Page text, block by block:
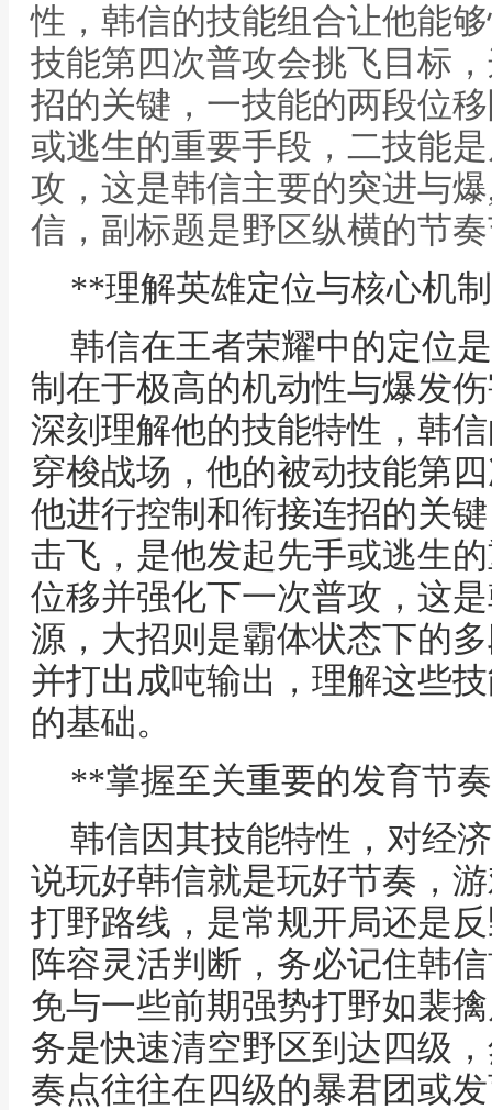
性，韩信的技能组合让他能
技能第四次普攻会挑飞目标
招的关键，一技能的两段位
或逃生的重要手段，二技能
攻，这是韩信主要的突进与
信，副标题是野区纵横的节
**理解英雄定位与核心机
韩信在王者荣耀中的定位
制在于极高的机动性与爆发
深刻理解他的技能特性，韩
穿梭战场，他的被动技能第
他进行控制和衔接连招的关
击飞，是他发起先手或逃生
位移并强化下一次普攻，这
源，大招则是霸体状态下的
并打出成吨输出，理解这些
的基础。
**掌握至关重要的发育节
韩信因其技能特性，对经
说玩好韩信就是玩好节奏，
打野路线，是常规开局还是
阵容灵活判断，务必记住韩
免与一些前期强势打野如裴
务是快速清空野区到达四级
奏点往往在四级的暴君团或